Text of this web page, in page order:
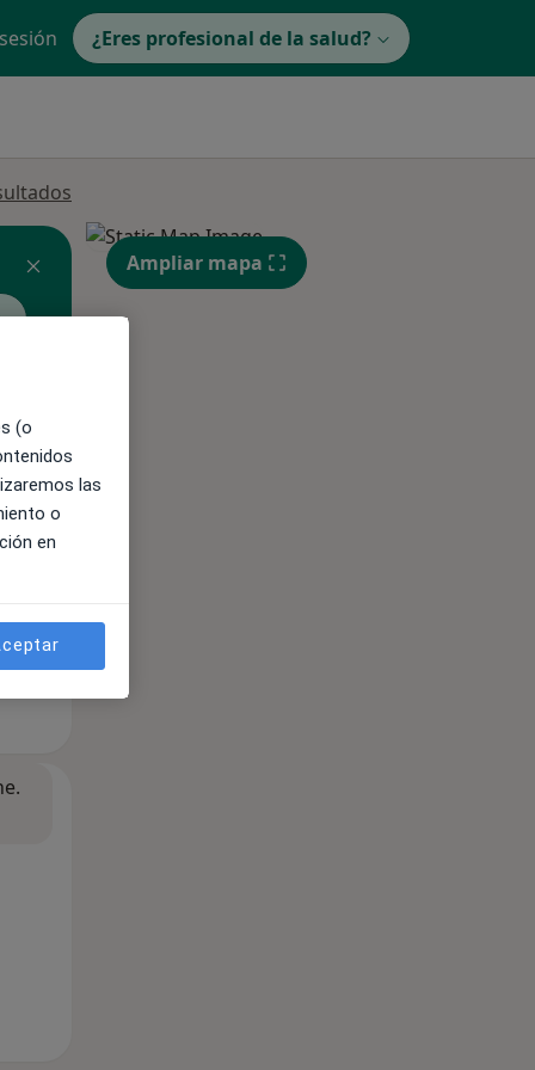
¿Eres profesional de la salud?
Ampliar mapa
(o
las
o
en